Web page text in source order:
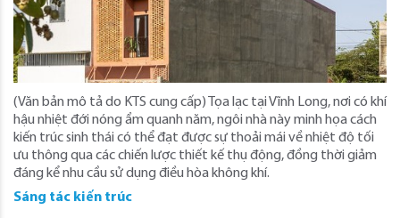
(Văn bản mô tả do KTS cung cấp) Tọa lạc tại Vĩnh Long, nơi có khí
hậu nhiệt đới nóng ẩm quanh năm, ngôi nhà này minh họa cách
kiến ​​trúc sinh thái có thể đạt được sự thoải mái về nhiệt độ tối
ưu thông qua các chiến lược thiết kế thụ động, đồng thời giảm
đáng kể nhu cầu sử dụng điều hòa không khí.
Sáng tác kiến trúc